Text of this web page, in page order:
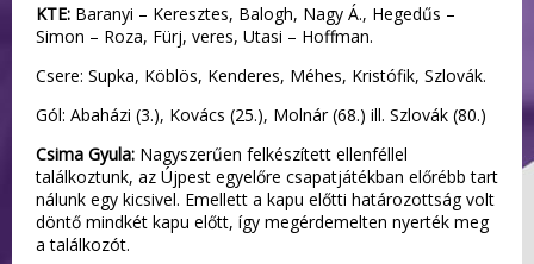
KTE: Baranyi – Keresztes, Balogh, Nagy Á., Hegedűs –
Simon – Roza, Fürj, veres, Utasi – Hoffman.
Csere: Supka, Köblös, Kenderes, Méhes, Kristófik, Szlovák.
Gól: Abaházi (3.), Kovács (25.), Molnár (68.) ill. Szlovák (80.)
Csima Gyula: Nagyszerűen felkészített ellenféllel
találkoztunk, az Újpest egyelőre csapatjátékban előrébb tart
nálunk egy kicsivel. Emellett a kapu előtti határozottság volt
döntő mindkét kapu előtt, így megérdemelten nyerték meg
a találkozót.